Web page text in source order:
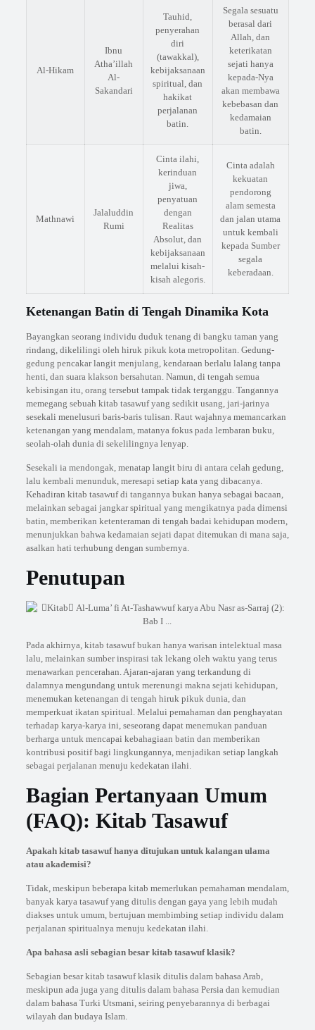
Al-Hikam
Ibnu
Atha’illah
Al-
Sakandari
Tauhid,
penyerahan
diri
(tawakkal),
kebijaksanaan
spiritual, dan
hakikat
perjalanan
batin.
Segala sesuatu
berasal dari
Allah, dan
keterikatan
sejati hanya
kepada-Nya
akan membawa
kebebasan dan
kedamaian
batin.
Mathnawi
Jalaluddin
Rumi
Cinta ilahi,
kerinduan
jiwa,
penyatuan
dengan
Realitas
Absolut, dan
kebijaksanaan
melalui kisah-
kisah alegoris.
Cinta adalah
kekuatan
pendorong
alam semesta
dan jalan utama
untuk kembali
kepada Sumber
segala
keberadaan.
Ketenangan Batin di Tengah Dinamika Kota
Bayangkan seorang individu duduk tenang di bangku taman yang
rindang, dikelilingi oleh hiruk pikuk kota metropolitan. Gedung-
gedung pencakar langit menjulang, kendaraan berlalu lalang tanpa
henti, dan suara klakson bersahutan. Namun, di tengah semua
kebisingan itu, orang tersebut tampak tidak terganggu. Tangannya
memegang sebuah kitab tasawuf yang sedikit usang, jari-jarinya
sesekali menelusuri baris-baris tulisan. Raut wajahnya memancarkan
ketenangan yang mendalam, matanya fokus pada lembaran buku,
seolah-olah dunia di sekelilingnya lenyap.
Sesekali ia mendongak, menatap langit biru di antara celah gedung,
lalu kembali menunduk, meresapi setiap kata yang dibacanya.
Kehadiran kitab tasawuf di tangannya bukan hanya sebagai bacaan,
melainkan sebagai jangkar spiritual yang mengikatnya pada dimensi
batin, memberikan ketenteraman di tengah badai kehidupan modern,
menunjukkan bahwa kedamaian sejati dapat ditemukan di mana saja,
asalkan hati terhubung dengan sumbernya.
Penutupan
Pada akhirnya, kitab tasawuf bukan hanya warisan intelektual masa
lalu, melainkan sumber inspirasi tak lekang oleh waktu yang terus
menawarkan pencerahan. Ajaran-ajaran yang terkandung di
dalamnya mengundang untuk merenungi makna sejati kehidupan,
menemukan ketenangan di tengah hiruk pikuk dunia, dan
memperkuat ikatan spiritual. Melalui pemahaman dan penghayatan
terhadap karya-karya ini, seseorang dapat menemukan panduan
berharga untuk mencapai kebahagiaan batin dan memberikan
kontribusi positif bagi lingkungannya, menjadikan setiap langkah
sebagai perjalanan menuju kedekatan ilahi.
Bagian Pertanyaan Umum
(FAQ): Kitab Tasawuf
Apakah kitab tasawuf hanya ditujukan untuk kalangan ulama
atau akademisi?
Tidak, meskipun beberapa kitab memerlukan pemahaman mendalam,
banyak karya tasawuf yang ditulis dengan gaya yang lebih mudah
diakses untuk umum, bertujuan membimbing setiap individu dalam
perjalanan spiritualnya menuju kedekatan ilahi.
Apa bahasa asli sebagian besar kitab tasawuf klasik?
Sebagian besar kitab tasawuf klasik ditulis dalam bahasa Arab,
meskipun ada juga yang ditulis dalam bahasa Persia dan kemudian
dalam bahasa Turki Utsmani, seiring penyebarannya di berbagai
wilayah dan budaya Islam.